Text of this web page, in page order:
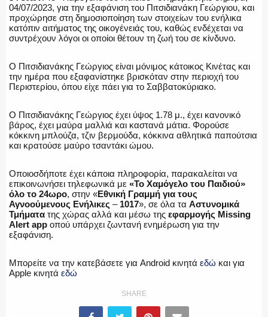
ΛΙΜΕΝΙΚΟ
ΑΣΤΥΝΟΜΙΚΟ ΡΕΠΟΡΤΑΖ
Η ΦΩΝΗ ΣΟΥ
04/07/2023, για την εξαφάνιση του Πιτσιδιανάκη Γεώργιου, και
προχώρησε στη δημοσιοποίηση των στοιχείων του ενήλικα
κατόπιν αιτήματος της οικογένειάς του, καθώς ενδέχεται να
συντρέχουν λόγοι οι οποίοι θέτουν τη ζωή του σε κίνδυνο.
Ο Πιτσιδιανάκης Γεώργιος είναι μόνιμος κάτοικος Κινέτας και
την ημέρα που εξαφανίστηκε βρισκόταν στην περιοχή του
Περιστερίου, όπου είχε πάει για το Σαββατοκύριακο.
Ο Πιτσιδιανάκης Γεώργιος έχει ύψος 1.78 μ., έχει κανονικό
βάρος, έχει μαύρα μαλλιά και καστανά μάτια. Φορούσε
κόκκινη μπλούζα, τζιν βερμούδα, κόκκινα αθλητικά παπούτσια
και κρατούσε μαύρο τσαντάκι ώμου.
Οποιοσδήποτε έχει κάποια πληροφορία, παρακαλείται να
επικοινωνήσει τηλεφωνικά με «Το Χαμόγελο του Παιδιού»
όλο το 24ωρο, στην «Εθνική Γραμμή για τους
Αγνοούμενους Ενήλικες – 1017», σε όλα τα Αστυνομικά
Τμήματα της χώρας αλλά και μέσω της εφαρμογής Missing
Alert app οπού υπάρχει ζωντανή ενημέρωση για την
εξαφάνιση.
Μπορείτε να την κατεβάσετε για Android κινητά εδώ και για
Apple κινητά εδώ
SHARE